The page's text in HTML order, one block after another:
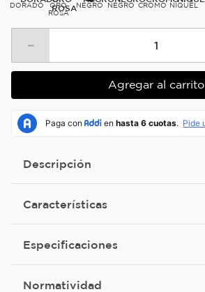
DORADO
ORO
ROSA
NEGRO NEGRO CROMO NIQUEL
－
Agregar al carrito
Descripción
Características
Especificaciones
Normatividad